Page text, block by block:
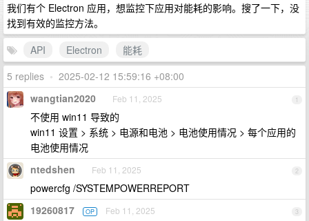
我们有个 Electron 应用，想监控下应用对能耗的影响。搜了一下，没
找到有效的监控方法。
API
Electron
能耗
5 replies • 2025-02-12 15:59:16 +08:00
1
wangtian2020 Feb 11, 2025
不使用 win11 导致的
win11 设置 > 系统 > 电源和电池 > 电池使用情况 > 每个应用的
电池使用情况
2
ntedshen Feb 11, 2025
powercfg /SYSTEMPOWERREPORT
3
19260817 OP Feb 11, 2025